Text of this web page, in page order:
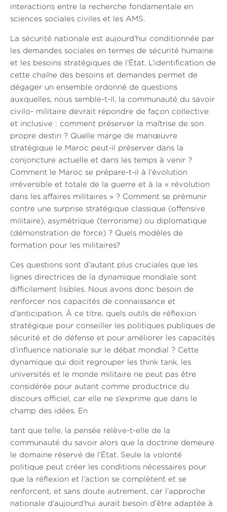
interactions entre la recherche fondamentale en
sciences sociales civiles et les AMS.
La sécurité nationale est aujourd’hui conditionnée par
les demandes sociales en termes de sécurité humaine
et les besoins stratégiques de l’État. L’identification de
cette chaîne des besoins et demandes permet de
dégager un ensemble ordonné de questions
auxquelles, nous semble-t-il, la communauté du savoir
civilo- militaire devrait répondre de façon collective
et inclusive : comment préserver la maîtrise de son
propre destin ? Quelle marge de manœuvre
stratégique le Maroc peut-il préserver dans la
conjoncture actuelle et dans les temps à venir ?
Comment le Maroc se prépare-t-il à l’évolution
irréversible et totale de la guerre et à la « révolution
dans les affaires militaires » ? Comment se prémunir
contre une surprise stratégique classique (offensive
militaire), asymétrique (terrorisme) ou diplomatique
(démonstration de force) ? Quels modèles de
formation pour les militaires?
Ces questions sont d’autant plus cruciales que les
lignes directrices de la dynamique mondiale sont
difficilement lisibles. Nous avons donc besoin de
renforcer nos capacités de connaissance et
d’anticipation. À ce titre, quels outils de réflexion
stratégique pour conseiller les politiques publiques de
sécurité et de défense et pour améliorer les capacités
d’influence nationale sur le débat mondial ? Cette
dynamique qui doit regrouper les think tank, les
universités et le monde militaire ne peut pas être
considérée pour autant comme productrice du
discours officiel, car elle ne s’exprime que dans le
champ des idées. En
tant que telle, la pensée relève-t-elle de la
communauté du savoir alors que la doctrine demeure
le domaine réservé de l’État. Seule la volonté
politique peut créer les conditions nécessaires pour
que la réflexion et l’action se complètent et se
renforcent, et sans doute autrement, car l’approche
nationale d’aujourd’hui aurait besoin d’être adaptée à